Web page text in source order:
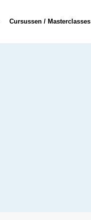
Cursussen / Masterclasses